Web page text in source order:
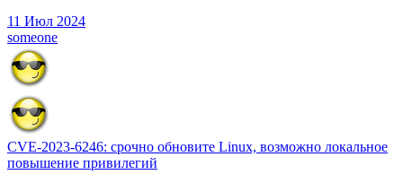
11 Июл 2024
someone
CVE-2023-6246: срочно обновите Linux, возможно локальное
повышение привилегий